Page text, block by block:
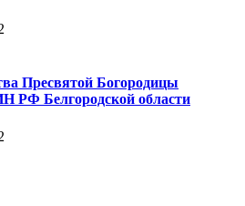
Пресвятой Богородицы
РФ Белгородской области